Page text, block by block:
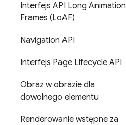
Interfejs API Long Animation
Frames (LoAF)
Navigation API
Interfejs Page Lifecycle API
Obraz w obrazie dla
dowolnego elementu
Renderowanie wstępne za